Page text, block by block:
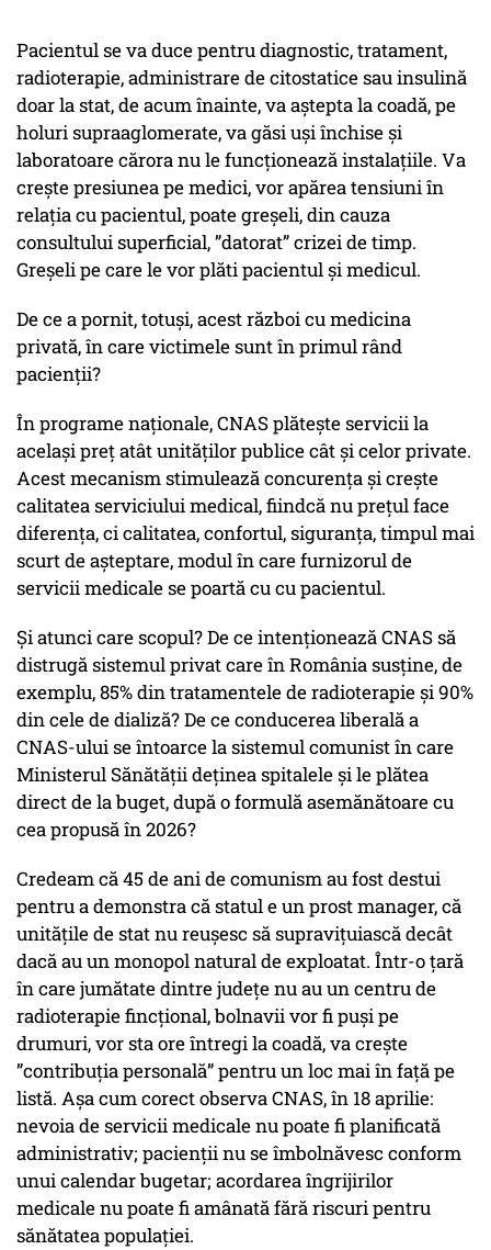
Pacientul se va duce pentru diagnostic, tratament,
radioterapie, administrare de citostatice sau insulină
doar la stat, de acum înainte, va aștepta la coadă, pe
holuri supraaglomerate, va găsi uși închise și
laboratoare cărora nu le funcționează instalațiile. Va
crește presiunea pe medici, vor apărea tensiuni în
relația cu pacientul, poate greșeli, din cauza
consultului superficial, ”datorat” crizei de timp.
Greșeli pe care le vor plăti pacientul și medicul.
De ce a pornit, totuși, acest război cu medicina
privată, în care victimele sunt în primul rând
pacienții?
În programe naționale, CNAS plătește servicii la
același preț atât unităților publice cât și celor private.
Acest mecanism stimulează concurența și crește
calitatea serviciului medical, fiindcă nu prețul face
diferența, ci calitatea, confortul, siguranța, timpul mai
scurt de așteptare, modul în care furnizorul de
servicii medicale se poartă cu cu pacientul.
Și atunci care scopul? De ce intenționează CNAS să
distrugă sistemul privat care în România susține, de
exemplu, 85% din tratamentele de radioterapie și 90%
din cele de dializă? De ce conducerea liberală a
CNAS-ului se întoarce la sistemul comunist în care
Ministerul Sănătății deținea spitalele și le plătea
direct de la buget, după o formulă asemănătoare cu
cea propusă în 2026?
Credeam că 45 de ani de comunism au fost destui
pentru a demonstra că statul e un prost manager, că
unitățile de stat nu reușesc să supravițuiască decât
dacă au un monopol natural de exploatat. Într-o țară
în care jumătate dintre județe nu au un centru de
radioterapie fincțional, bolnavii vor fi puși pe
drumuri, vor sta ore întregi la coadă, va crește
”contribuția personală” pentru un loc mai în față pe
listă. Așa cum corect observa CNAS, în 18 aprilie:
nevoia de servicii medicale nu poate fi planificată
administrativ; pacienții nu se îmbolnăvesc conform
unui calendar bugetar; acordarea îngrijirilor
medicale nu poate fi amânată fără riscuri pentru
sănătatea populației.